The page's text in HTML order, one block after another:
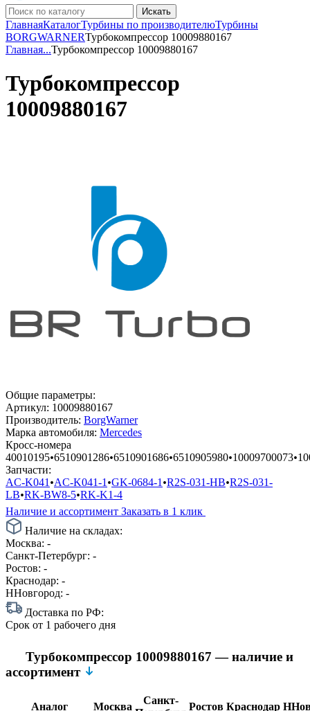
Искать
ГлавнаяКаталогТурбины по производителюТурбины
BORGWARNERТурбокомпрессор 10009880167
Главная...Турбокомпрессор 10009880167
Турбокомпрессор
10009880167
Общие параметры:
Артикул: 10009880167
Производитель: BorgWarner
Марка автомобиля: Mercedes
Кросс-номера
40010195•6510901286•6510901686•6510905980•10009700073•
Запчасти:
AC-K041 •AC-K041-1 •GK-0684-1 •R2S-031-HB•R2S-031-
LB•RK-BW8-5•RK-K1-4
Наличие и ассортимент Заказать в 1 клик
Наличие на складах:
Москва: -
Санкт-Петербург: -
Ростов: -
Краснодар: -
ННовгород: -
Доставка по РФ:
Срок от 1 рабочего дня
Турбокомпрессор 10009880167 — наличие и
ассортимент
Аналог Москва
Санкт-
Ростов Краснодар